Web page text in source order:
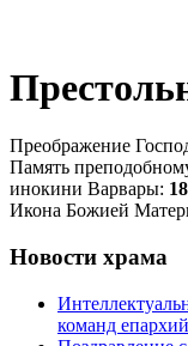
Преображениe
Память
инокини Варвары:
Икона Божией
Новости храма
команд